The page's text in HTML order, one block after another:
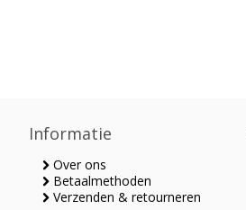
Informatie
Over ons
Betaalmethoden
Verzenden & retourneren